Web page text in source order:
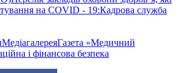
на COVID - 19:Кадрова служба
МедіагалереяГазета «Медичний
і фінансова безпека